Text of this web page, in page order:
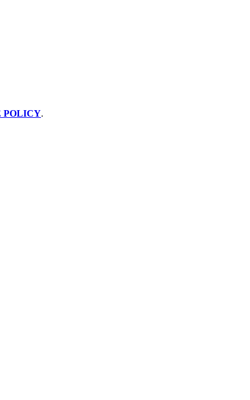
POLICY.